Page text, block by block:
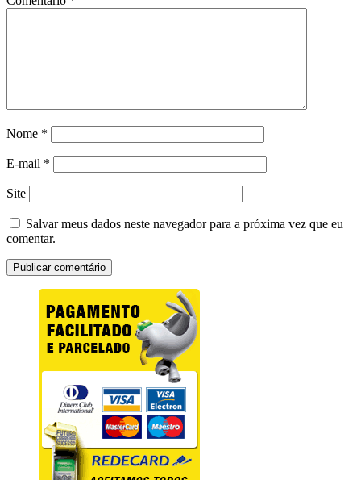
Nome *
E-mail *
Site
Salvar meus dados neste navegador para a próxima vez que eu
comentar.